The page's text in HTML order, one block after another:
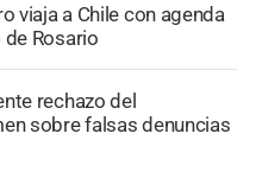
viaja a Chile con agenda
Rosario
rechazo del
sobre falsas denuncias